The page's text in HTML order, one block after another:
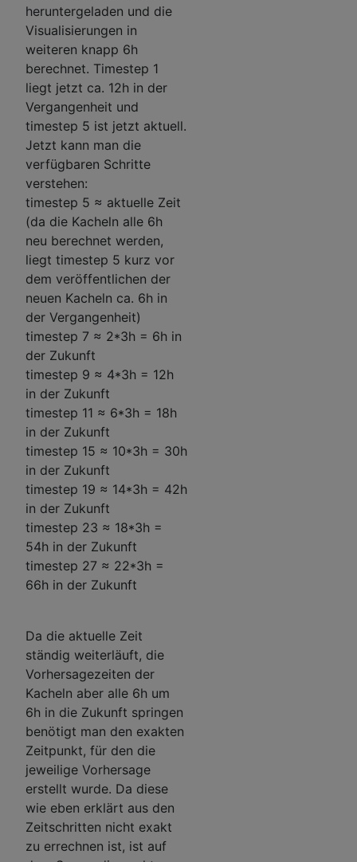
heruntergeladen und die
Visualisierungen in
weiteren knapp 6h
berechnet. Timestep 1
liegt jetzt ca. 12h in der
Vergangenheit und
timestep 5 ist jetzt aktuell.
Jetzt kann man die
verfügbaren Schritte
verstehen:
timestep 5 ≈ aktuelle Zeit
(da die Kacheln alle 6h
neu berechnet werden,
liegt timestep 5 kurz vor
dem veröffentlichen der
neuen Kacheln ca. 6h in
der Vergangenheit)
timestep 7 ≈ 2*3h = 6h in
der Zukunft
timestep 9 ≈ 4*3h = 12h
in der Zukunft
timestep 11 ≈ 6*3h = 18h
in der Zukunft
timestep 15 ≈ 10*3h = 30h
in der Zukunft
timestep 19 ≈ 14*3h = 42h
in der Zukunft
timestep 23 ≈ 18*3h =
54h in der Zukunft
timestep 27 ≈ 22*3h =
66h in der Zukunft
Da die aktuelle Zeit
ständig weiterläuft, die
Vorhersagezeiten der
Kacheln aber alle 6h um
6h in die Zukunft springen
benötigt man den exakten
Zeitpunkt, für den die
jeweilige Vorhersage
erstellt wurde. Da diese
wie eben erklärt aus den
Zeitschritten nicht exakt
zu errechnen ist, ist auf